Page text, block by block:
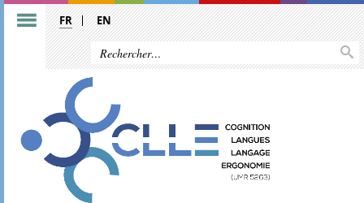
FR EN